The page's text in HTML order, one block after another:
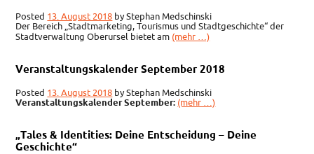
Posted 13. August 2018 byStephan Medschinski
Der Bereich „Stadtmarketing, Tourismus und Stadtgeschichte“ der
Stadtverwaltung Oberursel bietet am (mehr …)
Veranstaltungskalender September 2018
Posted 13. August 2018 byStephan Medschinski
Veranstaltungskalender September: (mehr …)
„Tales & Identities: Deine Entscheidung – Deine
Geschichte“